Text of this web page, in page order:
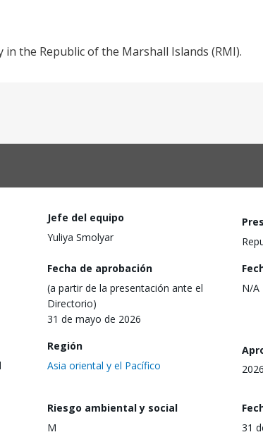
the Republic of the Marshall Islands (RMI).
Jefe del equipo
Yuliya Smolyar
Fecha de aprobación
(a partir de la presentación ante el
Directorio)
31 de mayo de 2026
N/A
Región
Asia oriental y el Pacífico
2026
Riesgo ambiental y social
M
31